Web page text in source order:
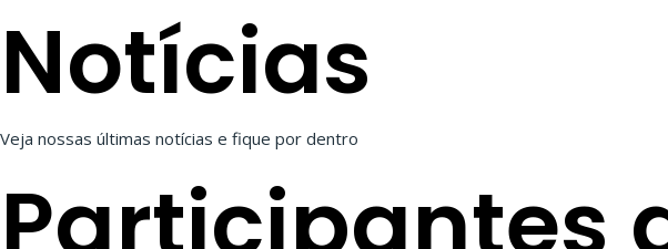
para
Notícias
Veja nossas últimas notícias e fique por dentro
Participantes